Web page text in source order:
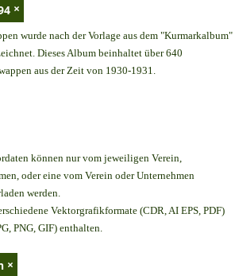
×
wurde nach der Vorlage aus dem "Kurmarkalbum"
Dieses Album beinhaltet über 640
aus der Zeit von 1930-1931.
können nur vom jeweiligen Verein,
oder eine vom Verein oder Unternehmen
werden.
Vektorgrafikformate (CDR, AI EPS, PDF)
PNG, GIF) enthalten.
×